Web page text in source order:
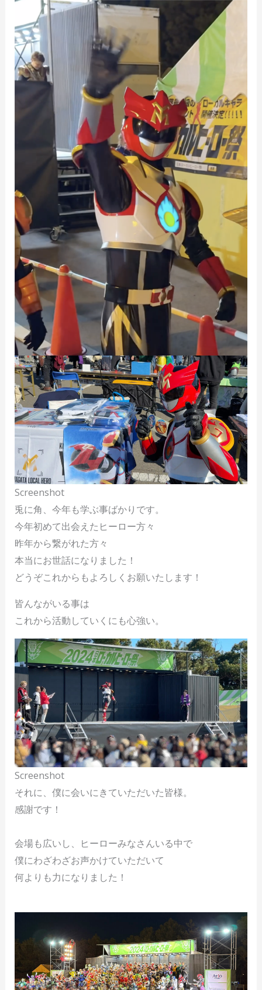
Screenshot
兎に角、今年も学ぶ事ばかりです。
今年初めて出会えたヒーロー方々
昨年から繋がれた方々
本当にお世話になりました！
どうぞこれからもよろしくお願いたします！
皆んながいる事は
これから活動していくにも心強い。
Screenshot
それに、僕に会いにきていただいた皆様。
感謝です！
会場も広いし、ヒーローみなさんいる中で
僕にわざわざお声かけていただいて
何よりも力になりました！